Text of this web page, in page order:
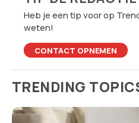
Old school is het nieuwe
cool: de comeback van
gewoontes